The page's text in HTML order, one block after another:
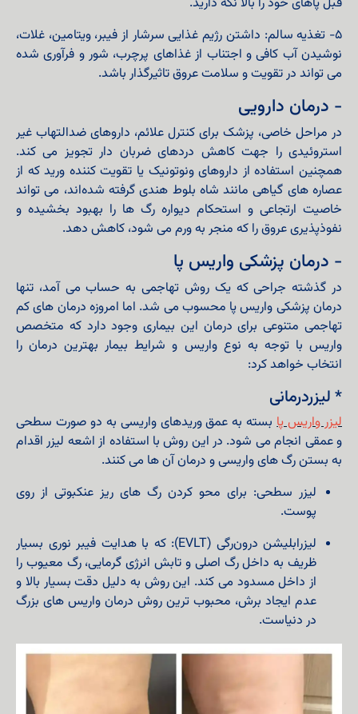
۵- تغذیه سالم: داشتن رژیم غذایی سرشار از فیبر، ویتامین، غلات،
نوشیدن آب کافی و اجتناب از غذاهای پرچرب، شور و فرآوری شده
می تواند در تقویت و سلامت عروق تاثیرگذار باشد.
- درمان دارویی
در مراحل خاصی، پزشک برای کنترل علائم، داروهای ضدالتهاب غیر
استروئیدی را جهت کاهش دردهای ضربان‌ دار تجویز می‌ کند.
همچنین استفاده از داروهای ونوتونیک یا تقویت‌ کننده ورید که از
عصاره‌ های گیاهی مانند شاه‌ بلوط هندی گرفته شده‌اند، می‌ تواند
خاصیت ارتجاعی و استحکام دیواره رگ‌ ها را بهبود بخشیده و
نفوذپذیری عروق را که منجر به ورم می‌ شود، کاهش دهد.
- درمان پزشکی واریس پا
در گذشته جراحی که یک روش تهاجمی به حساب می آمد، تنها
درمان پزشکی واریس پا محسوب می شد. اما امروزه درمان های کم
تهاجمی متنوعی برای درمان این بیماری وجود دارد که متخصص
واریس با توجه به نوع واریس و شرایط بیمار بهترین درمان را
انتخاب خواهد کرد:
* لیزردرمانی
لیزر واریس پابسته به عمق وریدهای واریسی به دو صورت سطحی
و عمقی انجام می شود. در این روش با استفاده از اشعه لیزر اقدام
به بستن رگ های واریسی و درمان آن ها می کنند.
لیزر سطحی: برای محو کردن رگ‌ های ریز عنکبوتی از روی
پوست.
لیزرابلیشن درون‌رگی (EVLT): که با هدایت فیبر نوری بسیار
ظریف به داخل رگ اصلی و تابش انرژی گرمایی، رگ معیوب را
از داخل مسدود می‌ کند. این روش به دلیل دقت بسیار بالا و
عدم ایجاد برش، محبوب‌ ترین روش درمان واریس‌ های بزرگ
در دنیاست.